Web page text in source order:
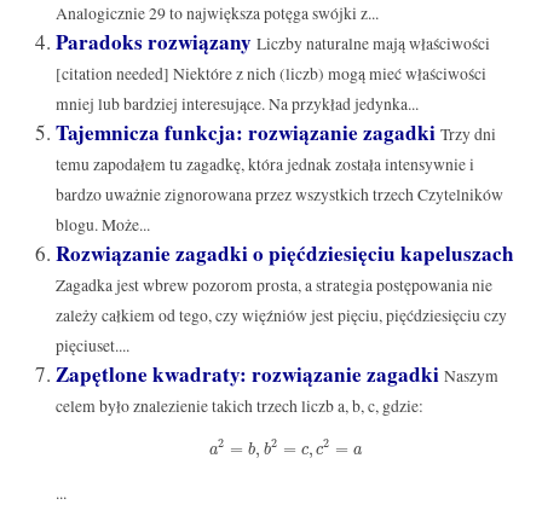
Analogicznie 29 to największa potęga swójki z...
Paradoks rozwiązany Liczby naturalne mają właściwości
[citation needed] Niektóre z nich (liczb) mogą mieć właściwości
mniej lub bardziej interesujące. Na przykład jedynka...
Tajemnicza funkcja: rozwiązanie zagadki Trzy dni
temu zapodałem tu zagadkę, która jednak została intensywnie i
bardzo uważnie zignorowana przez wszystkich trzech Czytelników
blogu. Może...
Rozwiązanie zagadki o pięćdziesięciu kapeluszach
Zagadka jest wbrew pozorom prosta, a strategia postępowania nie
zależy całkiem od tego, czy więźniów jest pięciu, pięćdziesięciu czy
pięciuset....
Zapętlone kwadraty: rozwiązanie zagadki Naszym
celem było znalezienie takich trzech liczb a, b, c, gdzie:
a2 = b, b2 = c, c2 = a
...